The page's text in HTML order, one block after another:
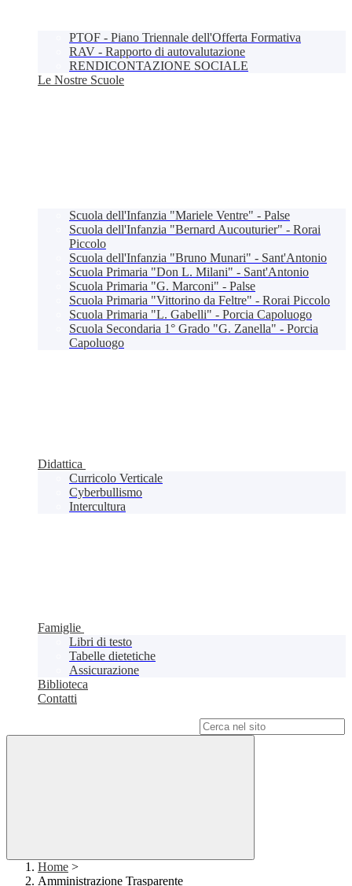
PTOF - Piano Triennale dell'Offerta Formativa
RAV - Rapporto di autovalutazione
RENDICONTAZIONE SOCIALE
Le Nostre Scuole
Scuola dell'Infanzia "Mariele Ventre" - Palse
Scuola dell'Infanzia "Bernard Aucouturier" - Rorai
Piccolo
Scuola dell'Infanzia "Bruno Munari" - Sant'Antonio
Scuola Primaria "Don L. Milani" - Sant'Antonio
Scuola Primaria "G. Marconi" - Palse
Scuola Primaria "Vittorino da Feltre" - Rorai Piccolo
Scuola Primaria "L. Gabelli" - Porcia Capoluogo
Scuola Secondaria 1° Grado "G. Zanella" - Porcia
Capoluogo
Didattica
Curricolo Verticale
Cyberbullismo
Intercultura
Famiglie
Libri di testo
Tabelle dietetiche
Assicurazione
Biblioteca
Contatti
Home >
Amministrazione Trasparente